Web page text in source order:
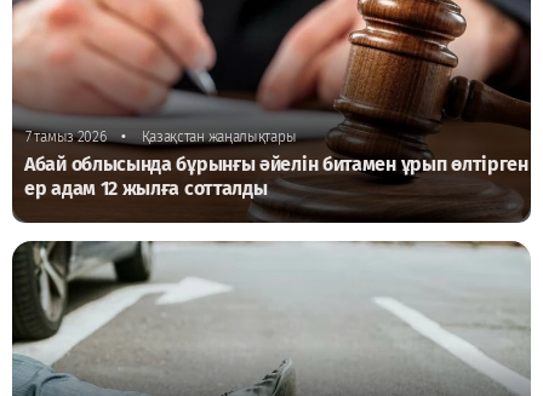
7 тамыз 2026 • Қазақстан жаңалықтары
Абай облысында бұрынғы әйелін битамен ұрып өлтірген
ер адам 12 жылға сотталды